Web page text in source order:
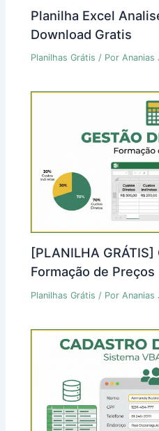
Planilha Excel
Download Gratis
Planilhas Grátis / PorAnanias
[PLANILHA
Formação de Preços
Planilhas Grátis / PorAnanias